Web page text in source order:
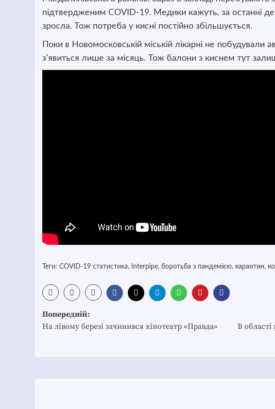
підтвердженим COVID-19. Медики кажуть, за останні
зросла. Тож потреба у кисні постійно збільшується.
Поки в Новомосковській міській лікарні не побудували
з’явиться лише за місяць. Тож балони з киснем тут
Теги: COVID-19 статистика, Interpipe, боротьба з пандемією, карантин,
Post
navigation
Попередній:
На лівому березі зачинився кінотеатр «Правда»
В